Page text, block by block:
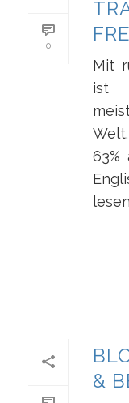
0
Mit
63%
&